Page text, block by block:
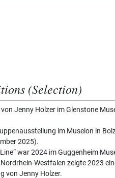
(Selection)
Jenny Holzer im Glenstone
im Museion in
2025).
war 2024 im Guggenheim
Westfalen zeigte 2023
von Jenny Holzer.